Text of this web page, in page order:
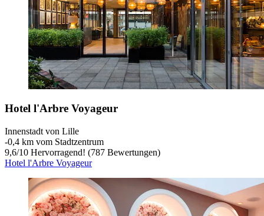
Hotel l'Arbre Voyageur
Innenstadt von Lille
‐0,4 km vom Stadtzentrum
9,6/10 Hervorragend! (787 Bewertungen)
Hotel l'Arbre Voyageur